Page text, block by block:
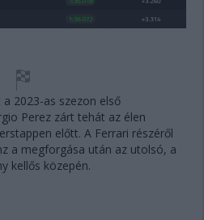
2023-as szezon első
Perez zárt tehát az élen
előtt. A Ferrari részéről
a megforgása után az utolsó, a
kellős közepén.